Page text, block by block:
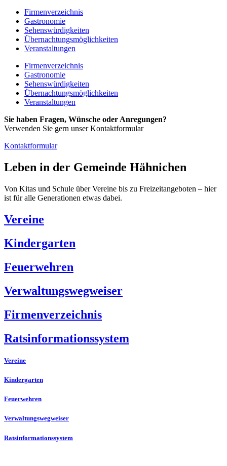
Firmenverzeichnis
Gastronomie
Sehenswürdigkeiten
Übernachtungsmöglichkeiten
Veranstaltungen
Firmenverzeichnis
Gastronomie
Sehenswürdigkeiten
Übernachtungsmöglichkeiten
Veranstaltungen
Sie haben Fragen, Wünsche oder Anregungen?
Verwenden Sie gern unser Kontaktformular
Kontaktformular
Leben in der Gemeinde Hähnichen
Von Kitas und Schule über Vereine bis zu Freizeitangeboten – hier
ist für alle Generationen etwas dabei.
Vereine
Kindergarten
Feuerwehren
Verwaltungswegweiser
Firmenverzeichnis
Ratsinformationssystem
Vereine
Kindergarten
Feuerwehren
Verwaltungswegweiser
Ratsinformationssystem